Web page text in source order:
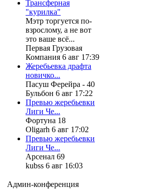
Трансферная
"курилка"
Мэтр торгуется по-
взрослому, а не вот
это ваше всё...
Первая Грузовая
Компания 6 авг 17:39
Жеребьевка драфта
новичко...
Пасуш Ферейра - 40
Бульбон 6 авг 17:22
Превью жеребьевки
Лиги Че...
Фортуна 18
Oligarh 6 авг 17:02
Превью жеребьевки
Лиги Че...
Арсенал 69
kubss 6 авг 16:03
Админ-конференция